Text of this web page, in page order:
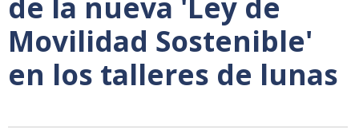
Movilidad Sostenible'
en los talleres de lunas